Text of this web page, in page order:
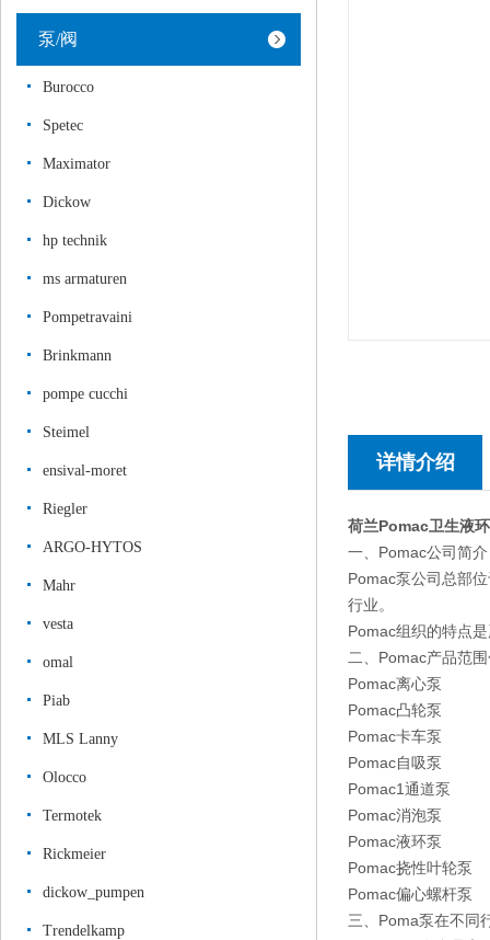
泵/阀
Burocco
Spetec
Maximator
Dickow
hp technik
ms armaturen
Pompetravaini
Brinkmann
pompe cucchi
Steimel
ensival-moret
Riegler
ARGO-HYTOS
Mahr
vesta
omal
Piab
MLS Lanny
Olocco
Termotek
Rickmeier
dickow_pumpen
Trendelkamp
详情介绍
荷兰Pomac卫生液
一、Pomac公司简
Pomac泵公司总部
行业。
Pomac组织的特点
二、Pomac产品范
Pomac离心泵
Pomac凸轮泵
Pomac卡车泵
Pomac自吸泵
Pomac1通道泵
Pomac消泡泵
Pomac液环泵
Pomac挠性叶轮泵
Pomac偏心螺杆泵
三、Poma泵在不同